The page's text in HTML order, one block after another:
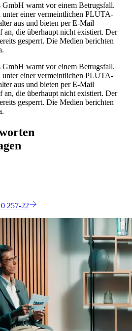
warnt vor einem Betrugsfall.
einer vermeintlichen PLUTA-
aus und bieten per E-Mail
an, die überhaupt nicht existiert. Der
gesperrt. Die Medien berichten
warnt vor einem Betrugsfall.
einer vermeintlichen PLUTA-
aus und bieten per E-Mail
an, die überhaupt nicht existiert. Der
gesperrt. Die Medien berichten
257-22